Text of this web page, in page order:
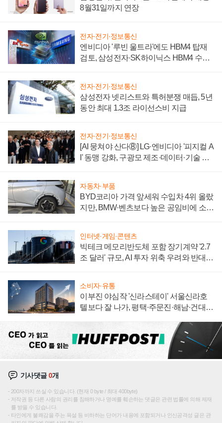
8월31일까지 연장
전자·전기·정보통신
엔비디아 '루빈 울트라'에도 HBM4 탑재
검토, 삼성전자·SK하이닉스 HBM4 수율
전자·전기·정보통신
삼성전자 넷리스트와 특허분쟁 매듭, 5년
동안 최대 1.3조 라이선스비 지급
전자·전기·정보통신
[AI 뭉쳐야 산다⑧] LG·엔비디아 '피지컬 A
I' 동맹 강화, 구광모 제조·데이터·기술 결
자동차·부품
BYD코리아 가격 앞세워 수입차 4위 올랐
지만, BMW·벤츠보다 높은 공임비에 소비
인터넷·게임·콘텐츠
빅테크 메모리반도체 포함 장기계약 '2.7
조 달러' 규모, AI 투자 위축 우려와 반대
소비자·유통
이부진 야심작 '신라스테이' 서울신라호
텔보다 잘 나가, 평택·주문진·해남·건대로
기사댓글0개
200자까지 쓰실 수 있습니다. (현재 0 byte / 최대 400byte)
저작권 등 다른 사람의 권리를 침해하거나 명예를 훼손하는 댓글은 관련 법률에 의해 제재
를 받을 수 있습니다.
타인에게 불쾌감을 주는 욕설 등 비하하는 단어가 내용에 포함되거나 인신공격성 글은 관